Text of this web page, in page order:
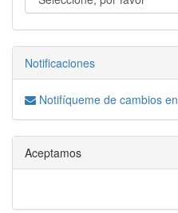
Notificaciones
Notifíqueme de cambios en
Aceptamos